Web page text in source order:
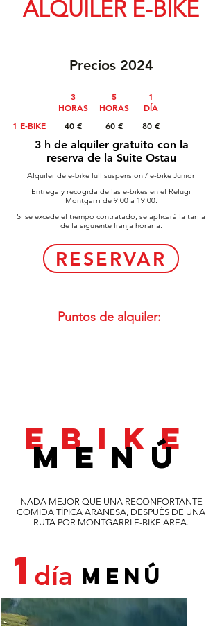
ALQUILER E-BIKE
Precios 2024
3
HORAS
1 E-BIKE
40 €
5
HORAS
1
​DÍA
60 €
80 €
3 h de alquiler gratuito con la
reserva de la Suite Ostau
Alquiler de e-bike full suspension / e-bike Junior
Entrega y recogida de las e-bikes en el Refugi
Montgarri de 9:00 a 19:00.
Si se excede el tiempo contratado, se aplicará la tarifa
de la siguiente franja horaria.
RESERVAR
Puntos de alquiler:
EBIKE
MENÚ
NADA MEJOR QUE UNA RECONFORTANTE
COMIDA TÍPICA ARANESA, DESPUÉS DE UNA
RUTA POR MONTGARRI E-BIKE AREA.
1día MENÚ